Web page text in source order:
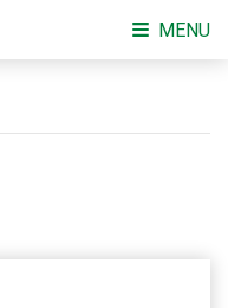
MENU